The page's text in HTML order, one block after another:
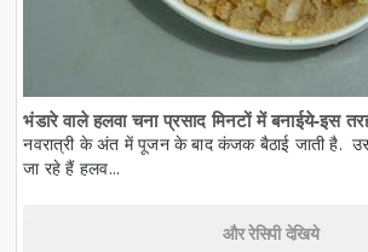
भंडारे वाले हलवा चना प्रसाद मिनटों में बनाईये-इस
नवरात्री के अंत में पूजन के बाद कंजक बैठाई जाती है.
जा रहे हैं हलव...
और रेसिपी देखिये